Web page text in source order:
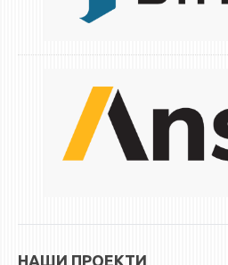
ЕКВИВАЛЕНЦИИ ОД СТАРИ
СООПШТЕНИЈА
СТУДЕНТСКА СЛУЖБА
БИБЛИОТЕКА
НАШИ ПРОЕКТИ